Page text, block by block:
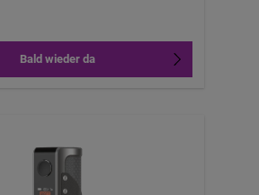
Bald wieder da